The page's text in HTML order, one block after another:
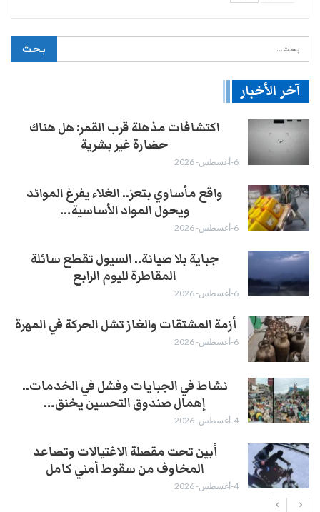
آخر الأخبار
اكتشافات مذهلة قرب القمر: هل هناك
حضارة غير بشرية
6-أغسطس- 2026
واقع مأساوي بتعز.. الغلاء يفرغ الموائد
ويحول المواد الأساسية…
6-أغسطس- 2026
جباية بلا صيانة.. السيول تقطع سائلة
المقاطرة لليوم الرابع
6-أغسطس- 2026
أزمة المشتقات والغاز تشل الحركة في المهرة ​
6-أغسطس- 2026
نشاط في الجبايات وفشل في الخدمات..
إهمال صندوق التحسين يخنق…
4-أغسطس- 2026
أبين تحت مقصلة الاغتيالات وتصاعد
المخاوف من سقوط أمني كامل
4-أغسطس- 2026